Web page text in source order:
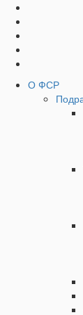
Наверх
кнопки
Верхнее
Меню
О ФСР